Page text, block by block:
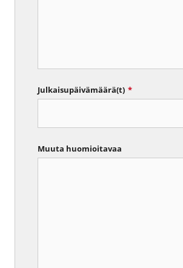
Julkaisupäivämäärä(t) *
Muuta huomioitavaa